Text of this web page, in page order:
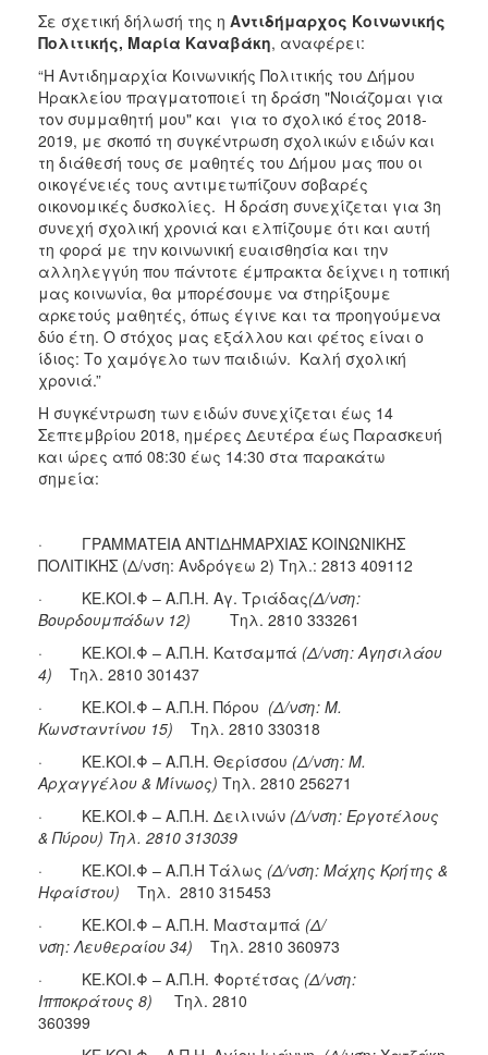
ΠΟΛΙΤΙΣΜΟΣ
ΑΝΘΕΚΤΙΚΗ
ΠΟΛΗ
Σε σχετική δήλωσή της η Αντιδήμαρχος Κοινωνικής
Πολιτικής, Μαρία Καναβάκη, αναφέρει:
“Η Αντιδημαρχία Κοινωνικής Πολιτικής του Δήμου
Ηρακλείου πραγματοποιεί τη δράση "Νοιάζομαι για
τον συμμαθητή μου" και για το σχολικό έτος 2018-
2019, με σκοπό τη συγκέντρωση σχολικών ειδών και
τη διάθεσή τους σε μαθητές του Δήμου μας που οι
οικογένειές τους αντιμετωπίζουν σοβαρές
οικονομικές δυσκολίες. Η δράση συνεχίζεται για 3η
συνεχή σχολική χρονιά και ελπίζουμε ότι και αυτή
τη φορά με την κοινωνική ευαισθησία και την
αλληλεγγύη που πάντοτε έμπρακτα δείχνει η τοπική
μας κοινωνία, θα μπορέσουμε να στηρίξουμε
αρκετούς μαθητές, όπως έγινε και τα προηγούμενα
δύο έτη. Ο στόχος μας εξάλλου και φέτος είναι ο
ίδιος: Το χαμόγελο των παιδιών. Καλή σχολική
χρονιά.”
Η συγκέντρωση των ειδών συνεχίζεται έως 14
Σεπτεμβρίου 2018, ημέρες Δευτέρα έως Παρασκευή
και ώρες από 08:30 έως 14:30 στα παρακάτω
σημεία:
· ΓΡΑΜΜΑΤΕΙΑ ΑΝΤΙΔΗΜΑΡΧΙΑΣ ΚΟΙΝΩΝΙΚΗΣ
ΠΟΛΙΤΙΚΗΣ (Δ/νση: Ανδρόγεω 2) Τηλ.: 2813 409112
· ΚΕ.ΚΟΙ.Φ – Α.Π.Η. Αγ. Τριάδας(Δ/νση:
Βουρδουμπάδων 12)
Tηλ. 2810 333261
· ΚΕ.ΚΟΙ.Φ – Α.Π.Η. Κατσαμπά (Δ/νση: Αγησιλάου
4) Tηλ. 2810 301437
· ΚΕ.ΚΟΙ.Φ – Α.Π.Η. Πόρου (Δ/νση: Μ.
Κωνσταντίνου 15)
Tηλ. 2810 330318
· ΚΕ.ΚΟΙ.Φ – Α.Π.Η. Θερίσσου (Δ/νση: Μ.
Αρχαγγέλου & Μίνωος) Tηλ. 2810 256271
· ΚΕ.ΚΟΙ.Φ – Α.Π.Η. Δειλινών (Δ/νση: Εργοτέλους
& Πύρου) Tηλ. 2810 313039
· ΚΕ.ΚΟΙ.Φ – Α.Π.Η Τάλως (Δ/νση: Μάχης Κρήτης &
Ηφαίστου) Tηλ. 2810 315453
· ΚΕ.ΚΟΙ.Φ – Α.Π.Η. Μασταμπά (Δ/
νση: Λευθεραίου 34) Τηλ. 2810 360973
· ΚΕ.ΚΟΙ.Φ – Α.Π.Η. Φορτέτσας (Δ/νση:
Ιπποκράτους 8) Τηλ. 2810
360399